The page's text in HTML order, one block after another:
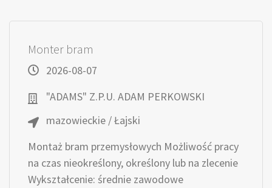
Monter bram
2026-08-07
"ADAMS" Z.P.U. ADAM PERKOWSKI
mazowieckie / Łajski
Montaż bram przemysłowych Możliwość pracy
na czas nieokreślony, określony lub na zlecenie
Wykształcenie: średnie zawodowe